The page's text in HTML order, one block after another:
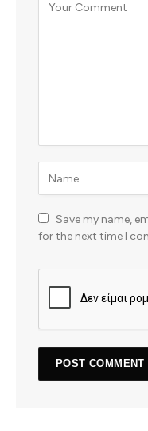
Save my name,
for the next time I